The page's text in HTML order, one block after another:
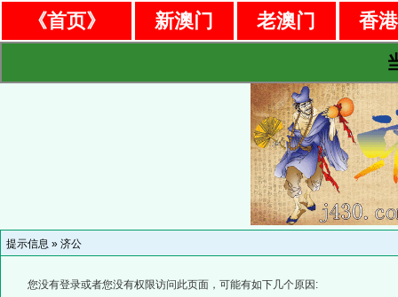
《首页》 新澳门 老澳门
香
提示信息 » 济公
您没有登录或者您没有权限访问此页面，可能有如下几个原因: